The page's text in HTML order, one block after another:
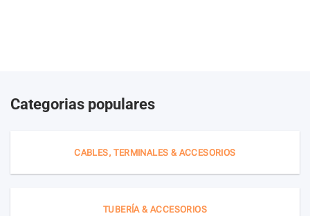
Categorias populares
CABLES, TERMINALES & ACCESORIOS
TUBERÍA & ACCESORIOS